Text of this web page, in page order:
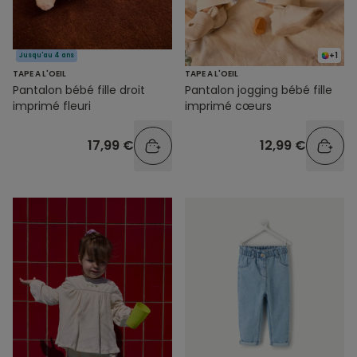
Jusqu'au 4 ans
TAPE A L'OEIL
Pantalon bébé fille droit
imprimé fleuri
17,99 €
+1
TAPE A L'OEIL
Pantalon jogging bébé fille
imprimé cœurs
12,99 €